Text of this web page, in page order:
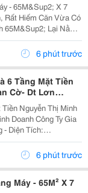
- 65M&Sup2; X 7
Rất Hiếm Căn Vừa Có
65M&Sup2; Lại Nằm
Diện Tích
Gara Ô...6 phút trước
6 Tầng Mặt Tiền
Cờ- Dt Lơn
Lai Nhà Thêm
Nguyễn Thị Minh
Doanh Công Ty Gia
- Diện Tích:
12M * 33M. - Kết
Máy - Sẵn 1 Phòng...
6 phút trước
Máy - 65M² X 7